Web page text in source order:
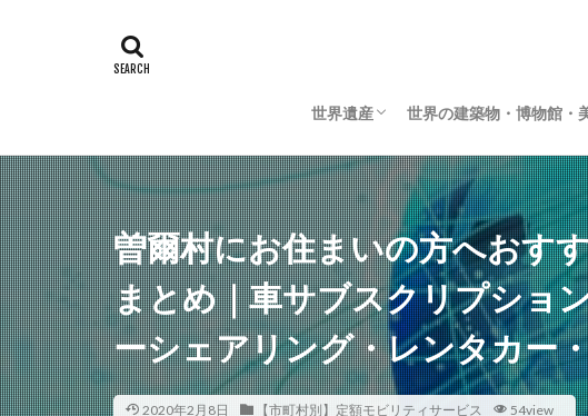
世界遺産
日本の世界遺産
海外の世界遺産
世界の建築物・博物館・
日本の建築物・博物館
海外の建築物・博物館
曽爾村にお住まいの方へおす
まとめ｜車サブスクリプショ
ーシェアリング・レンタカー
2020年2月8日 【市町村別】定額モビリティサービス 54view